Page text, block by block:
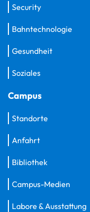
Security
Bahntechnologie
Gesundheit
Soziales
Campus
Standorte
Anfahrt
Bibliothek
Campus-Medien
Labore & Ausstattung